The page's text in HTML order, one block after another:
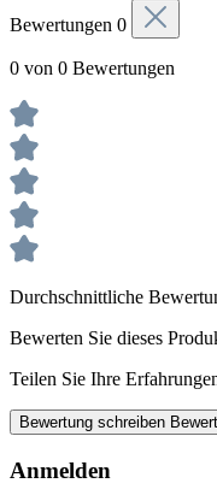
Bewertungen 0
0 von 0 Bewertungen
Durchschnittliche
Bewerten Sie dieses
Teilen Sie Ihre
Bewertung schreiben
Anmelden